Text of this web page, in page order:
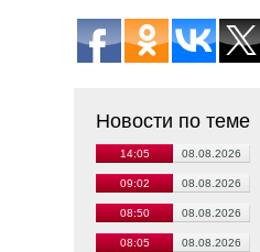
Новости по теме
14:05 08.08.2026
09:02 08.08.2026
08:50 08.08.2026
08:05 08.08.2026